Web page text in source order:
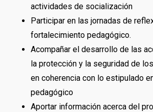
actividades de socialización
Participar en las jornadas de
fortalecimiento pedagógico.
Acompañar el desarrollo de las
la protección y la seguridad de
en coherencia con lo estipulado
pedagógico
Aportar información acerca del